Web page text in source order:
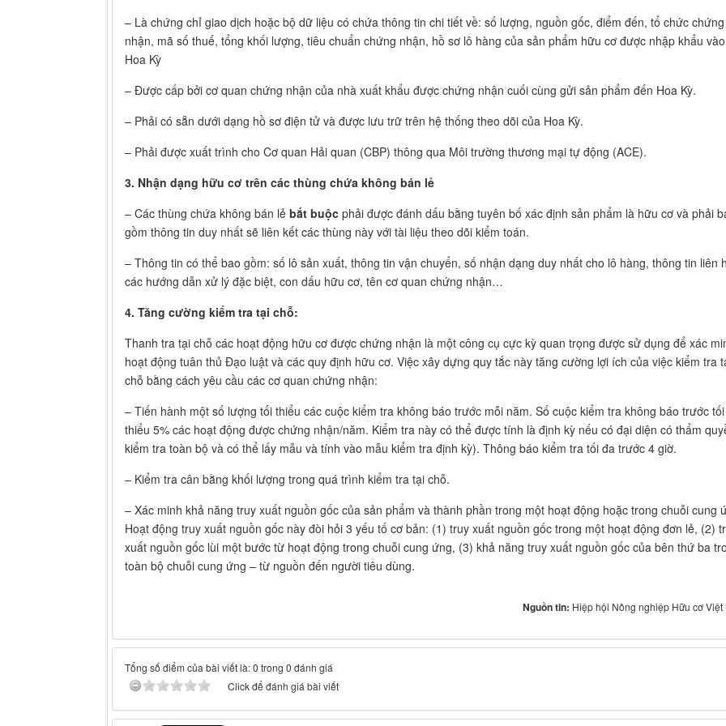
– Là chứng chỉ giao dịch hoặc bộ dữ liệu có chứa thông tin chi tiết về: số lượng, nguồn gốc, điểm đến, tổ chức chứng
nhận, mã số thuế, tổng khối lượng, tiêu chuẩn chứng nhận, hồ sơ lô hàng của sản phẩm hữu cơ được nhập khẩu vào
Hoa Kỳ
– Được cấp bởi cơ quan chứng nhận của nhà xuất khẩu được chứng nhận cuối cùng gửi sản phẩm đến Hoa Kỳ.
– Phải có sẵn dưới dạng hồ sơ điện tử và được lưu trữ trên hệ thống theo dõi của Hoa Kỳ.
– Phải được xuất trình cho Cơ quan Hải quan (CBP) thông qua Môi trường thương mại tự động (ACE).
3. Nhận dạng hữu cơ trên các thùng chứa không bán lẻ
– Các thùng chứa không bán lẻ bắt buộc phải được đánh dấu bằng tuyên bố xác định sản phẩm là hữu cơ và phải
gồm thông tin duy nhất sẽ liên kết các thùng này với tài liệu theo dõi kiểm toán.
– Thông tin có thể bao gồm: số lô sản xuất, thông tin vận chuyển, số nhận dạng duy nhất cho lô hàng, thông tin liên
các hướng dẫn xử lý đặc biệt, con dấu hữu cơ, tên cơ quan chứng nhận…
4. Tăng cường kiểm tra tại chỗ:
Thanh tra tại chỗ các hoạt động hữu cơ được chứng nhận là một công cụ cực kỳ quan trọng được sử dụng để xác
hoạt động tuân thủ Đạo luật và các quy định hữu cơ. Việc xây dựng quy tắc này tăng cường lợi ích của việc kiểm tra
chỗ bằng cách yêu cầu các cơ quan chứng nhận:
– Tiến hành một số lượng tối thiểu các cuộc kiểm tra không báo trước mỗi năm. Số cuộc kiểm tra không báo trước tối
thiểu 5% các hoạt động được chứng nhận/năm. Kiểm tra này có thể được tính là định kỳ nếu có đại diện có thẩm
kiểm tra toàn bộ và có thể lấy mẫu và tính vào mẫu kiểm tra định kỳ). Thông báo kiểm tra tối đa trước 4 giờ.
– Kiểm tra cân bằng khối lượng trong quá trình kiểm tra tại chỗ.
– Xác minh khả năng truy xuất nguồn gốc của sản phẩm và thành phần trong một hoạt động hoặc trong chuỗi cung
Hoạt động truy xuất nguồn gốc này đòi hỏi 3 yếu tố cơ bản: (1) truy xuất nguồn gốc trong một hoạt động đơn lẻ, (2)
xuất nguồn gốc lùi một bước từ hoạt động trong chuỗi cung ứng, (3) khả năng truy xuất nguồn gốc của bên thứ ba
toàn bộ chuỗi cung ứng – từ nguồn đến người tiêu dùng.
Nguồn tin: Hiệp hội Nông nghiệp Hữu cơ Việt
Tổng số điểm của bài viết là: 0 trong 0 đánh giá
Click để đánh giá bài viết